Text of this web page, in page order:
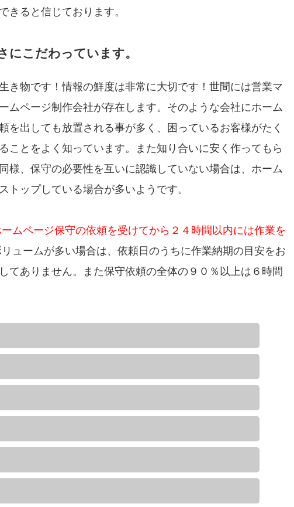
きると信じております。
にこだわっています。
き物です！情報の鮮度は非常に大切です！世間には営業マ
ムページ制作会社が存在します。そのような会社にホーム
を出しても放置される事が多く、困っているお客様がたく
ことをよく知っています。また知り合いに安く作ってもら
様、保守の必要性を互いに認識していない場合は、ホーム
トップしている場合が多いようです。
ームページ保守の依頼を受けてから２４時間以内には作業を
リュームが多い場合は、依頼日のうちに作業納期の目安をお
てありません。また保守依頼の全体の９０％以上は６時間